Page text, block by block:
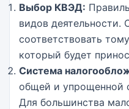
Выбор КВЭД:
видов
соответствовать
который будет
Система
общей и упрощенной
Для большинства